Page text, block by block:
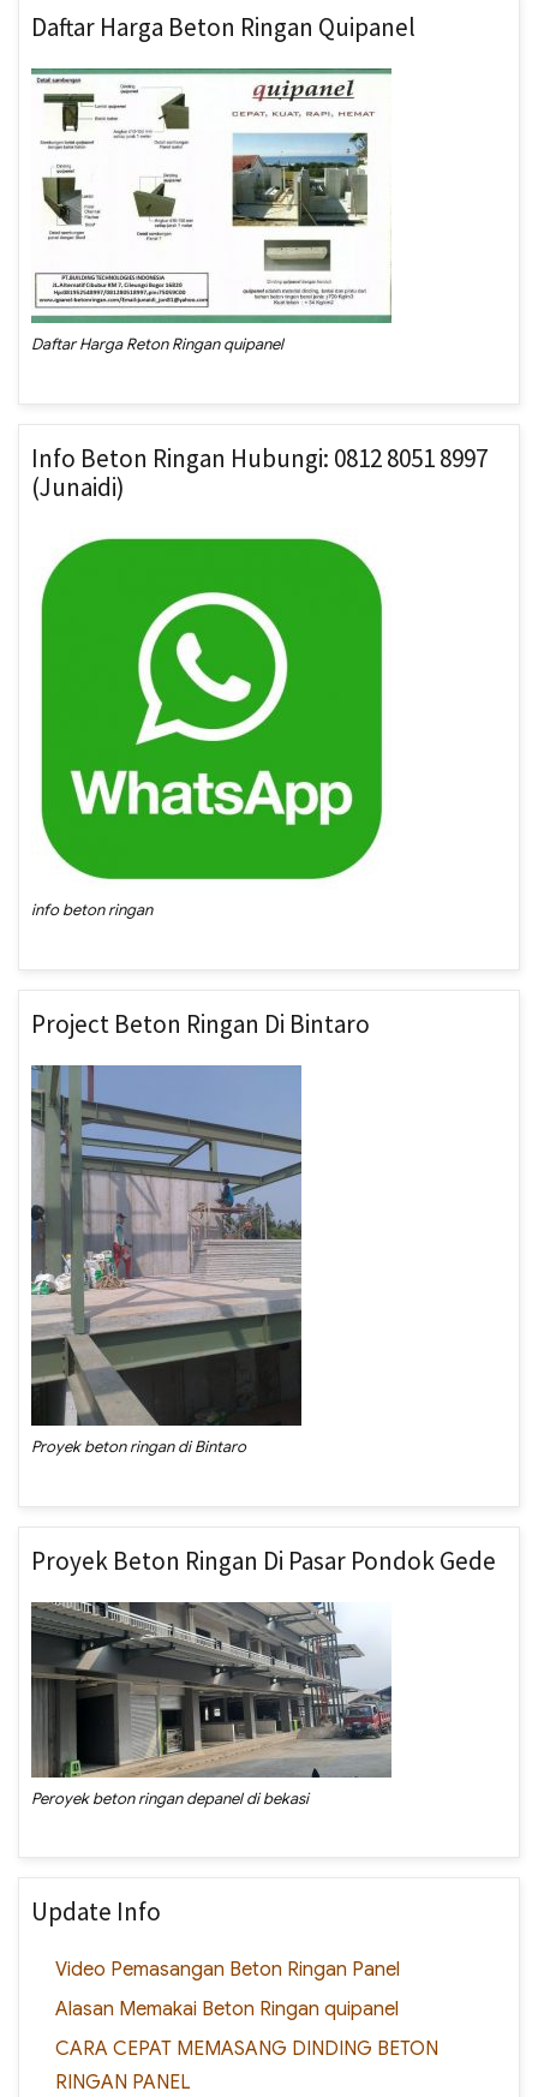
Daftar Harga Beton Ringan Quipanel
Daftar Harga Reton Ringan quipanel
Info Beton Ringan Hubungi: 0812 8051 8997
(junaidi)
info beton ringan
Project Beton Ringan Di Bintaro
Proyek beton ringan di Bintaro
Proyek Beton Ringan Di Pasar Pondok Gede
Peroyek beton ringan depanel di bekasi
Update Info
Video Pemasangan Beton Ringan Panel
Alasan Memakai Beton Ringan quipanel
CARA CEPAT MEMASANG DINDING BETON
RINGAN PANEL